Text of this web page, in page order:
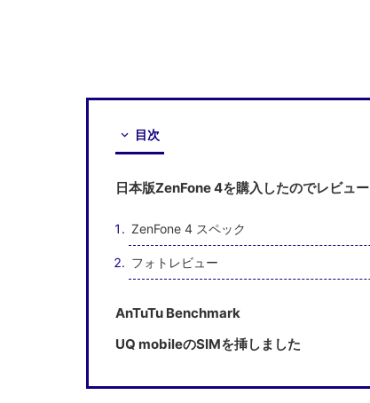
目次
日本版ZenFone 4を購入したのでレビュー
ZenFone 4 スペック
フォトレビュー
AnTuTu Benchmark
UQ mobileのSIMを挿しました